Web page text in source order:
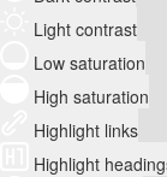
Light contrast
Low saturation
High saturation
Highlight links
Highlight